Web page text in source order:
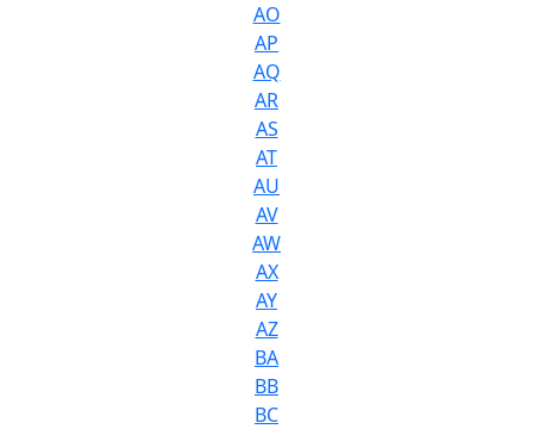
AO
AP
AQ
AR
AS
AT
AU
AV
AW
AX
AY
AZ
BA
BB
BC